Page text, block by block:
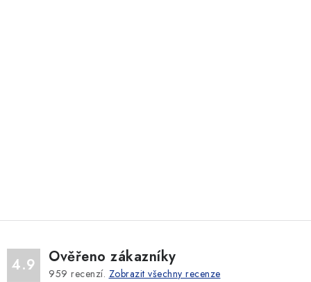
4.9 Ověřeno zákazníky
959 recenzí. Zobrazit všechny recenze